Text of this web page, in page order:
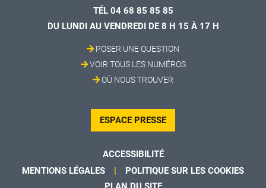
TÉL 04 68 85 85 85
DU LUNDI AU VENDREDI DE 8 H 15 À 17 H
POSER UNE QUESTION
VOIR TOUS LES NUMÉROS
OÙ NOUS TROUVER
ESPACE PRESSE
ACCESSIBILITÉ
MENTIONS LÉGALES
POLITIQUE SUR LES COOKIES